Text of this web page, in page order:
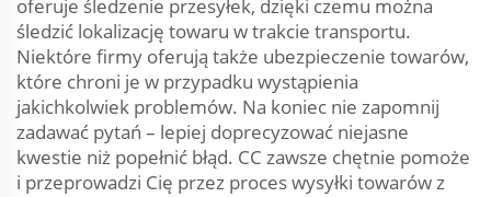
oferuje śledzenie przesyłek, dzięki czemu można
śledzić lokalizację towaru w trakcie transportu.
Niektóre firmy oferują także ubezpieczenie towarów,
które chroni je w przypadku wystąpienia
jakichkolwiek problemów. Na koniec nie zapomnij
zadawać pytań – lepiej doprecyzować niejasne
kwestie niż popełnić błąd. CC zawsze chętnie pomoże
i przeprowadzi Cię przez proces wysyłki towarów z